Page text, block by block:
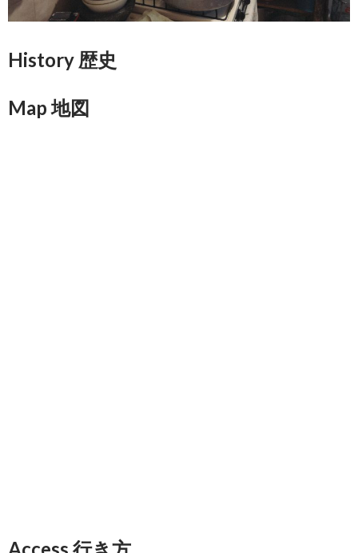
History 歴史
Map 地図
Access 行き方